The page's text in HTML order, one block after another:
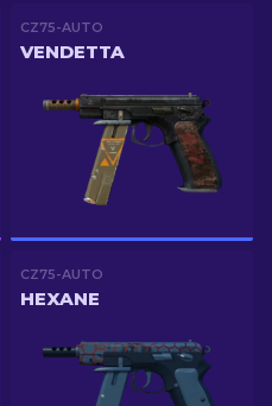
CZ75-AUTO
VENDETTA
CZ75-AUTO
HEXANE